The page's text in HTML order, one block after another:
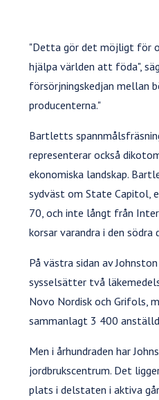
"Detta gör det möjligt för
hjälpa världen att föda",
försörjningskedjan mellan
producenterna."
Bartletts
representerar också
ekonomiska landskap.
sydväst om State Capitol,
70, och inte långt från
korsar varandra i den södra
På västra sidan av
sysselsätter två
Novo Nordisk och Grifols,
sammanlagt 3 400
Men i århundraden har
jordbrukscentrum. Det
plats i delstaten i aktiva